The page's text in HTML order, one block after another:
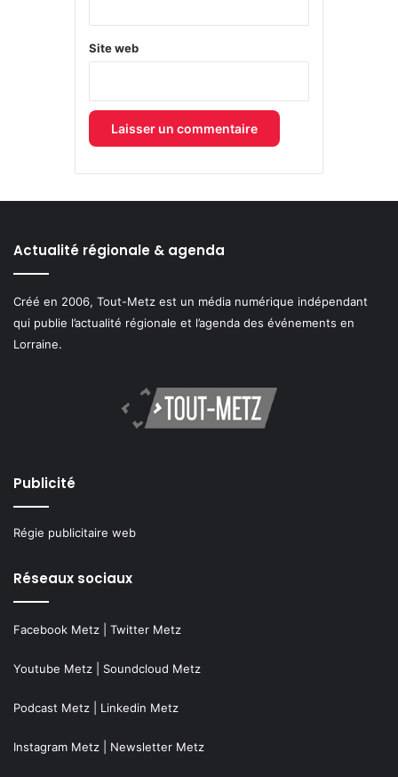
Site web
Actualité régionale & agenda
Créé en 2006, Tout-Metz est un média numérique indépendant
qui publie l’actualité régionale et l’agenda des événements en
Lorraine.
Publicité
Régie publicitaire web
Réseaux sociaux
Facebook Metz Twitter Metz
Youtube Metz Soundcloud Metz
Podcast Metz Linkedin Metz
Instagram Metz Newsletter Metz